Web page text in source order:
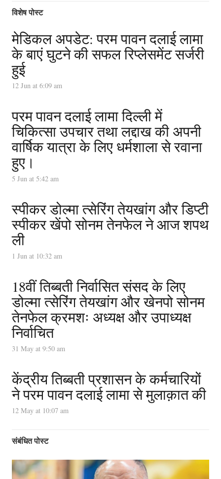
विशेष पोस्ट
मेडिकल अपडेट: परम पावन दलाई लामा
के बाएं घुटने की सफल रिप्लेसमेंट सर्जरी
हुई
12 Jun at 6:09 am
परम पावन दलाई लामा दिल्ली में
चिकित्सा उपचार तथा लद्दाख की अपनी
वार्षिक यात्रा के लिए धर्मशाला से रवाना
हुए।
5 Jun at 5:42 am
स्पीकर डोल्मा त्सेरिंग तेयखांग और डिप्टी
स्पीकर खेंपो सोनम तेनफेल ने आज शपथ
ली
1 Jun at 10:32 am
18वीं तिब्बती निर्वासित संसद के लिए
डोल्मा त्सेरिंग तेयखांग और खेनपो सोनम
तेनफेल क्रमशः अध्यक्ष और उपाध्यक्ष
निर्वाचित
31 May at 9:50 am
केंद्रीय तिब्बती प्रशासन के कर्मचारियों
ने परम पावन दलाई लामा से मुलाक़ात की
12 May at 10:07 am
संबंधित पोस्ट